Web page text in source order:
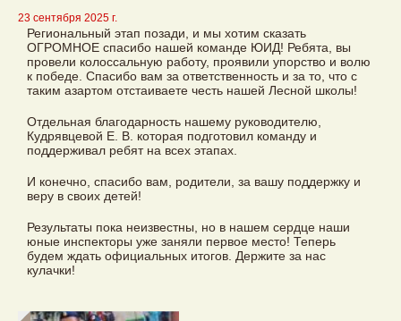
23 сентября 2025 г.
Региональный этап позади, и мы хотим сказать
ОГРОМНОЕ спасибо нашей команде ЮИД! Ребята, вы
провели колоссальную работу, проявили упорство и волю
к победе. Спасибо вам за ответственность и за то, что с
таким азартом отстаиваете честь нашей Лесной школы!
Отдельная благодарность нашему руководителю,
Кудрявцевой Е. В. которая подготовил команду и
поддерживал ребят на всех этапах.
И конечно, спасибо вам, родители, за вашу поддержку и
веру в своих детей!
Результаты пока неизвестны, но в нашем сердце наши
юные инспекторы уже заняли первое место! Теперь
будем ждать официальных итогов. Держите за нас
кулачки!